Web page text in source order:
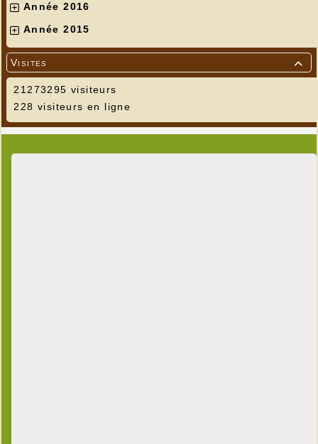
Année 2016
Année 2015

Visites
21273295 visiteurs
228 visiteurs en ligne